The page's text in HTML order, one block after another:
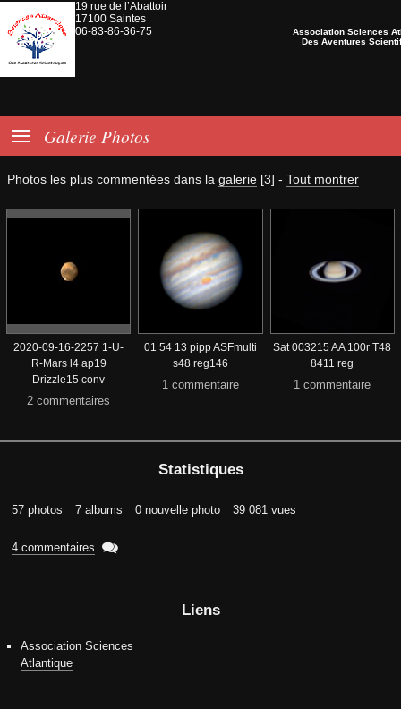
19 rue de l’Abattoir
17100 Saintes
06-83-86-36-75
Association Sciences
Des Aventures
 Galerie Photos
Photos les plus commentées dans la galerie [3] - Tout montrer
2020-09-16-2257 1-U-
R-Mars l4 ap19
Drizzle15 conv
2 commentaires
01 54 13 pipp ASFmulti
s48 reg146
1 commentaire
Sat 003215 AA 100r T48
8411 reg
1 commentaire
Statistiques
57 photos 7 albums 0 nouvelle photo 39 081 vues
4 commentaires 
Liens
Association Sciences
Atlantique